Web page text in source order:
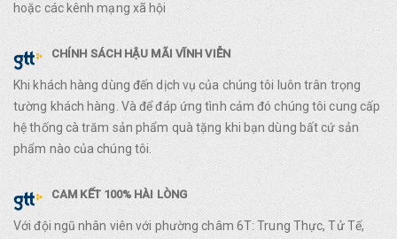
hoặc các kênh mạng xã hội
CHÍNH SÁCH HẬU MÃI VĨNH VIỄN
Khi khách hàng dùng đến dịch vụ của chúng tôi luôn trân trọng
tường khách hàng. Và để đáp ứng tình cảm đó chúng tôi cung cấp
hệ thống cà trăm sản phẩm quà tặng khi bạn dùng bất cứ sản
phẩm nào của chúng tôi.
CAM KẾT 100% HÀI LÒNG
Với đội ngũ nhân viên với phường châm 6T: Trung Thực, Tử Tế,